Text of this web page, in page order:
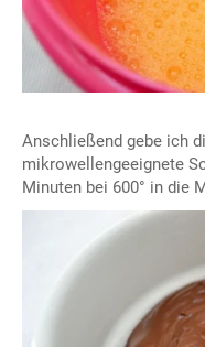
Anschließend gebe ich
mikrowellengeeignete
Minuten bei 600° in die